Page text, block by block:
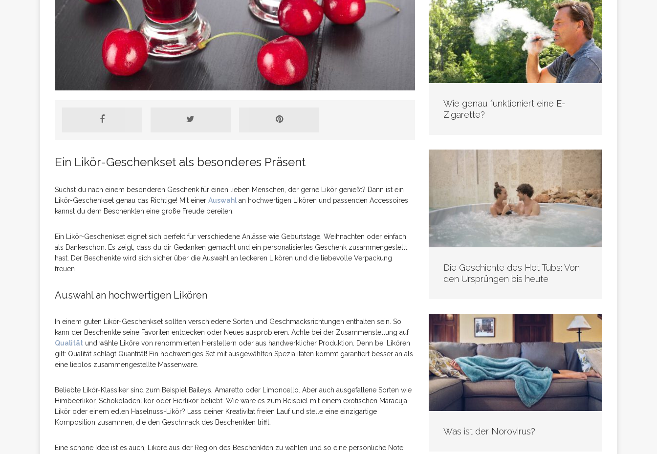
Ursachen für Problemverhalten und was wirklich hilft TIERE
Ein Likör-Geschenkset als besonderes Präsent
Suchst du nach einem besonderen Geschenk für einen lieben Menschen, der gerne Likör genießt? Dann ist ein
Likör-Geschenkset genau das Richtige! Mit einer Auswahl an hochwertigen Likören und passenden Accessoires
kannst du dem Beschenkten eine große Freude bereiten.
Ein Likör-Geschenkset eignet sich perfekt für verschiedene Anlässe wie Geburtstage, Weihnachten oder einfach
als Dankeschön. Es zeigt, dass du dir Gedanken gemacht und ein personalisiertes Geschenk zusammengestellt
hast. Der Beschenkte wird sich sicher über die Auswahl an leckeren Likören und die liebevolle Verpackung
freuen.
Auswahl an hochwertigen Likören
In einem guten Likör-Geschenkset sollten verschiedene Sorten und Geschmacksrichtungen enthalten sein. So
kann der Beschenkte seine Favoriten entdecken oder Neues ausprobieren. Achte bei der Zusammenstellung auf
Qualität und wähle Liköre von renommierten Herstellern oder aus handwerklicher Produktion. Denn bei Likören
gilt: Qualität schlägt Quantität! Ein hochwertiges Set mit ausgewählten Spezialitäten kommt garantiert besser an als
eine lieblos zusammengestellte Massenware.
Beliebte Likör-Klassiker sind zum Beispiel Baileys, Amaretto oder Limoncello. Aber auch ausgefallene Sorten wie
Himbeerlikör, Schokoladenlikör oder Eierlikör beliebt. Wie wäre es zum Beispiel mit einem exotischen Maracuja-
Likör oder einem edlen Haselnuss-Likör? Lass deiner Kreativität freien Lauf und stelle eine einzigartige
Komposition zusammen, die den Geschmack des Beschenkten trifft.
Eine schöne Idee ist es auch, Liköre aus der Region des Beschenkten zu wählen und so eine persönliche Note
Wie genau funktioniert eine E-
Zigarette?
Die Geschichte des Hot Tubs: Von
den Ursprüngen bis heute
Was ist der Norovirus?